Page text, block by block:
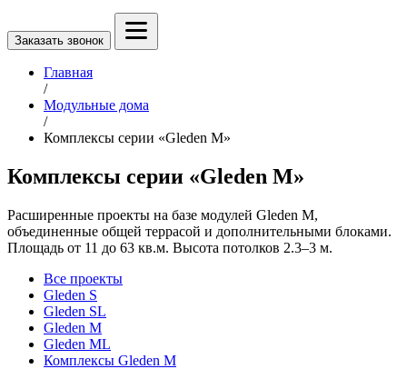
Заказать звонок
Главная
/
Модульные дома
/
Комплексы серии «Gleden M»
Комплексы серии «Gleden M»
Расширенные проекты на базе модулей Gleden M,
объединенные общей террасой и дополнительными блоками.
Площадь от 11 до 63 кв.м. Высота потолков 2.3–3 м.
Все проекты
Gleden S
Gleden SL
Gleden M
Gleden ML
Комплексы Gleden M